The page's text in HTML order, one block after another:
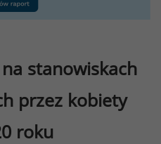
a
stanowiskach
przez kobiety
roku